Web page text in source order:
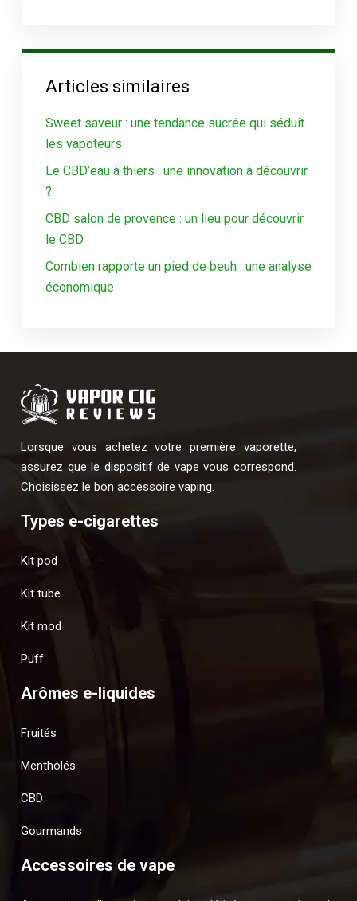
Articles similaires
Sweet saveur : une tendance sucrée qui séduit
les vapoteurs
Le CBD’eau à thiers : une innovation à découvrir
?
CBD salon de provence : un lieu pour découvrir
le CBD
Combien rapporte un pied de beuh : une analyse
économique
Lorsque vous achetez votre première vaporette,
assurez que le dispositif de vape vous correspond.
Choisissez le bon accessoire vaping.
Types e-cigarettes
Kit pod
Kit tube
Kit mod
Puff
Arômes e-liquides
Fruités
Mentholés
CBD
Gourmands
Accessoires de vape